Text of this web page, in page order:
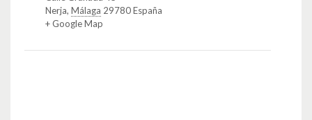
Nerja, Málaga 29780España
+ Google Map